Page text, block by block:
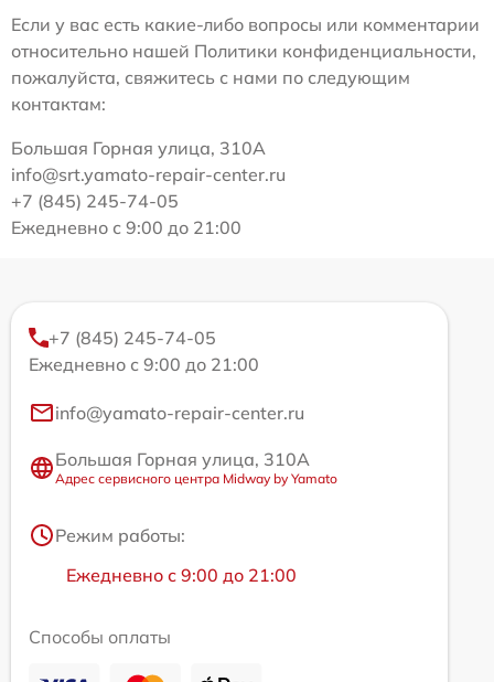
Если у вас есть какие-либо вопросы или комментарии
относительно нашей Политики конфиденциальности,
пожалуйста, свяжитесь с нами по следующим
контактам:
Большая Горная улица, 310А
info@srt.yamato-repair-center.ru
+7 (845) 245-74-05
Ежедневно с 9:00 до 21:00
+7 (845) 245-74-05
Ежедневно с 9:00 до 21:00
info@yamato-repair-center.ru
Большая Горная улица, 310А
Адрес сервисного центра Midway by Yamato
Режим работы:
Ежедневно с 9:00 до 21:00
Способы оплаты